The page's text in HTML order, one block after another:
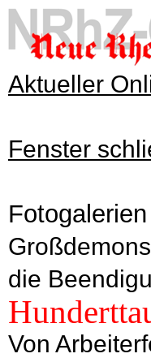
Aktueller
Fenster
Fotogalerien
die
Von